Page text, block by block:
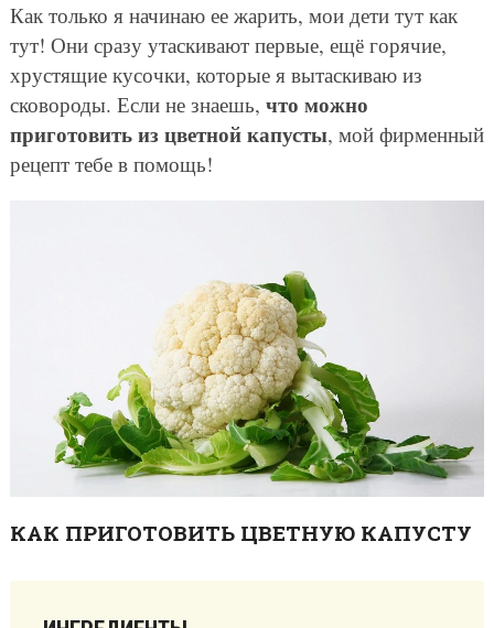
Как только я начинаю ее жарить, мои дети тут как
тут! Они сразу утаскивают первые, ещё горячие,
хрустящие кусочки, которые я вытаскиваю из
сковороды. Если не знаешь, что можно
приготовить из цветной капусты, мой фирменный
рецепт тебе в помощь!
КАК ПРИГОТОВИТЬ ЦВЕТНУЮ КАПУСТУ